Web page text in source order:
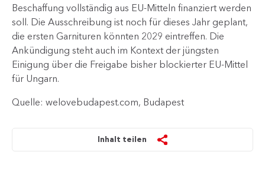
Beschaffung vollständig aus EU-Mitteln finanziert werden
soll. Die Ausschreibung ist noch für dieses Jahr geplant,
die ersten Garnituren könnten 2029 eintreffen. Die
Ankündigung steht auch im Kontext der jüngsten
Einigung über die Freigabe bisher blockierter EU-Mittel
für Ungarn.​
Quelle: welovebudapest.com, Budapest
Inhalt teilen